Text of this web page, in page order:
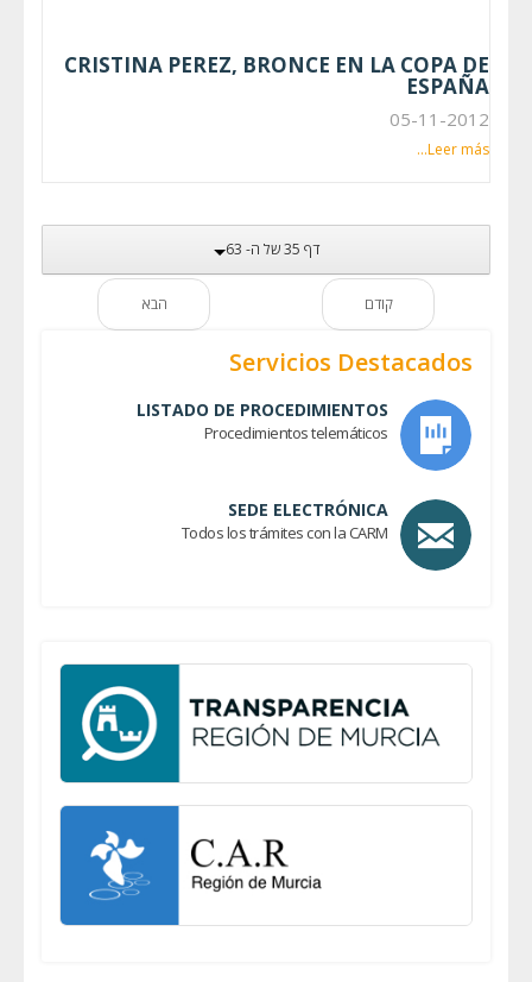
CRISTINA PEREZ, BRONCE EN LA COPA DE
ESPAÑA
05-11-2012
Leer más...
דף 35 של ה- 63
קודם הבא
Servicios Destacados
LISTADO DE PROCEDIMIENTOS
Procedimientos telemáticos
SEDE ELECTRÓNICA
Todos los trámites con la CARM